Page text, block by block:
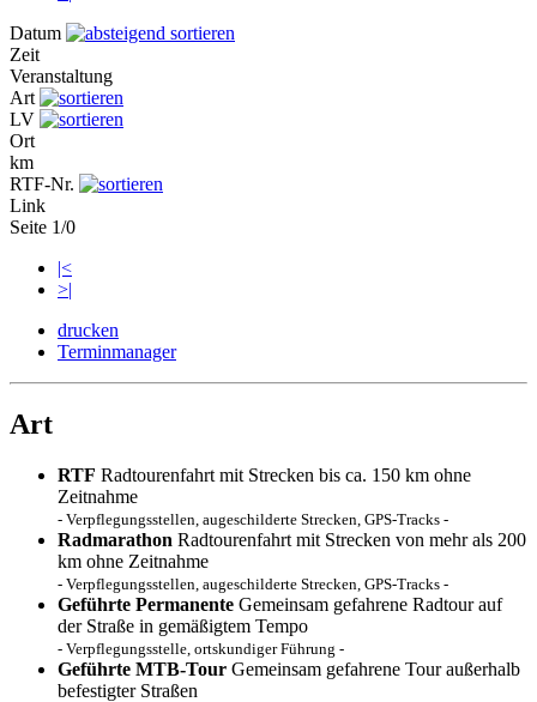
Datum
Zeit
Veranstaltung
Art
LV
Ort
km
RTF-Nr.
Link
Seite 1/0
|<
>|
drucken
Terminmanager
Art
RTF Radtourenfahrt mit Strecken bis ca. 150 km ohne
Zeitnahme
- Verpflegungsstellen, augeschilderte Strecken, GPS-Tracks -
Radmarathon Radtourenfahrt mit Strecken von mehr als 200
km ohne Zeitnahme
- Verpflegungsstellen, augeschilderte Strecken, GPS-Tracks -
Geführte Permanente Gemeinsam gefahrene Radtour auf
der Straße in gemäßigtem Tempo
- Verpflegungsstelle, ortskundiger Führung -
Geführte MTB-Tour Gemeinsam gefahrene Tour außerhalb
befestigter Straßen